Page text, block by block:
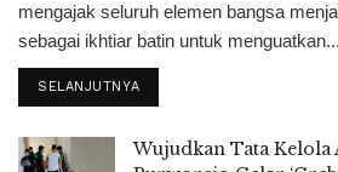
mengajak seluruh elemen bangsa
sebagai ikhtiar batin untuk menguatkan...
SELANJUTNYA
Wujudkan Tata Kelola